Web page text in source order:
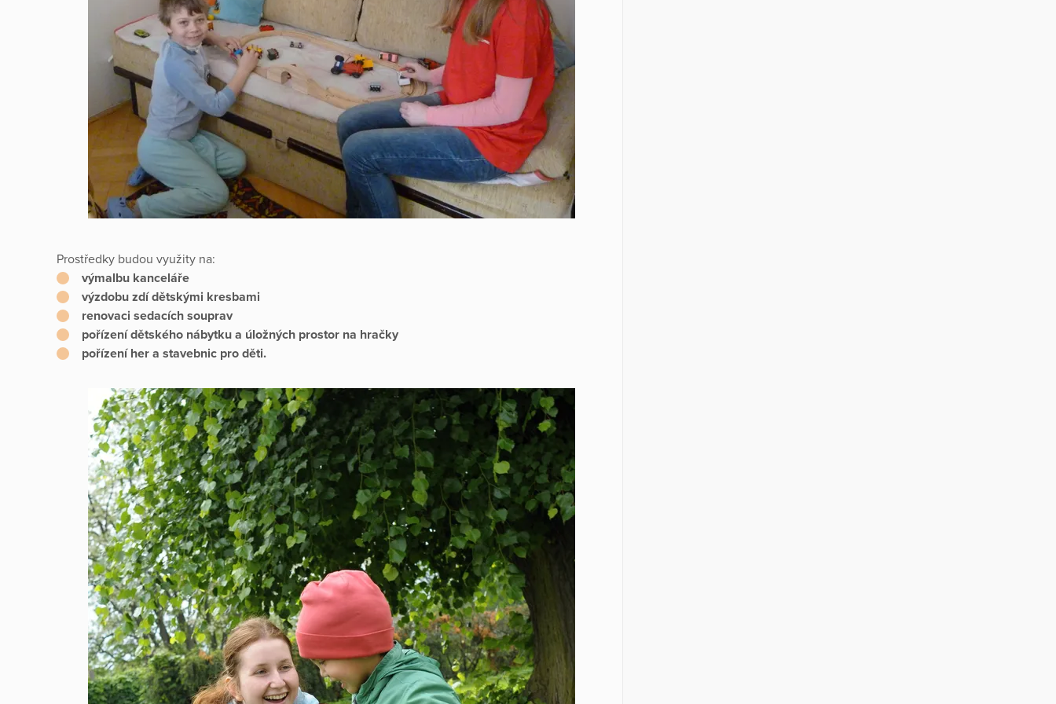
Prostředky budou využity na:
výmalbu kanceláře
výzdobu zdí dětskými kresbami
renovaci sedacích souprav
pořízení dětského nábytku a úložných prostor na hračky
pořízení her a stavebnic pro děti.